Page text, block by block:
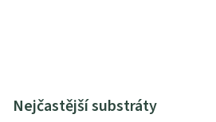
Nejčastější substráty